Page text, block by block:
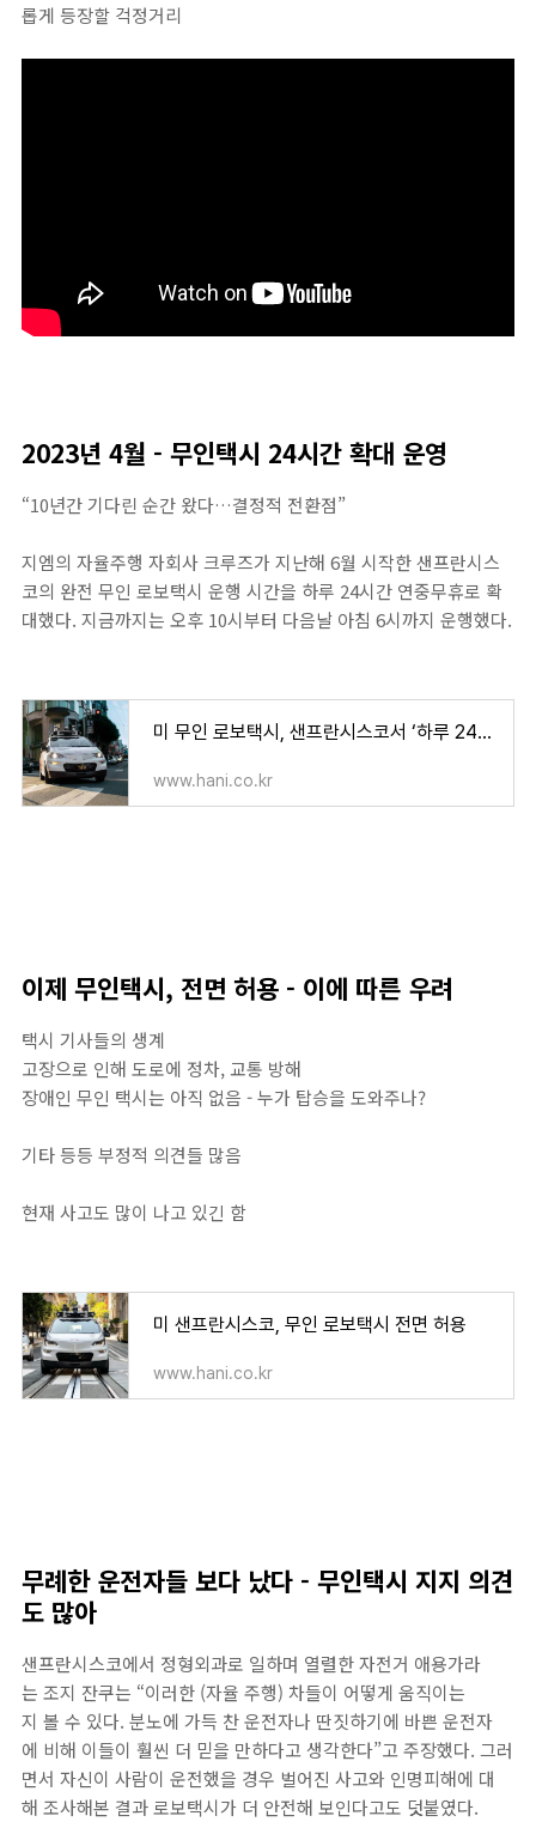
롭게 등장할 걱정거리
2023년 4월 - 무인택시 24시간 확대 운영
“10년간 기다린 순간 왔다…결정적 전환점”
지엠의 자율주행 자회사 크루즈가 지난해 6월 시작한 샌프란시스
코의 완전 무인 로보택시 운행 시간을 하루 24시간 연중무휴로 확
대했다. 지금까지는 오후 10시부터 다음날 아침 6시까지 운행했다.
미 무인 로보택시, 샌프란시스코서 ‘하루 24시간’ 확대 운행
www.hani.co.kr
이제 무인택시, 전면 허용 - 이에 따른 우려
택시 기사들의 생계
고장으로 인해 도로에 정차, 교통 방해
장애인 무인 택시는 아직 없음 - 누가 탑승을 도와주나?
기타 등등 부정적 의견들 많음
현재 사고도 많이 나고 있긴 함
미 샌프란시스코, 무인 로보택시 전면 허용
www.hani.co.kr
무례한 운전자들 보다 났다 - 무인택시 지지 의견
도 많아
샌프란시스코에서 정형외과로 일하며 열렬한 자전거 애용가라
는 조지 잔쿠는 “이러한 (자율 주행) 차들이 어떻게 움직이는
지 볼 수 있다. 분노에 가득 찬 운전자나 딴짓하기에 바쁜 운전자
에 비해 이들이 훨씬 더 믿을 만하다고 생각한다”고 주장했다. 그러
면서 자신이 사람이 운전했을 경우 벌어진 사고와 인명피해에 대
해 조사해본 결과 로보택시가 더 안전해 보인다고도 덧붙였다.